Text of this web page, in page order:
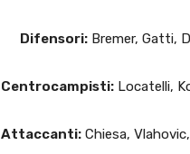
Difensori: Bremer, Gatti,
Centrocampisti: Locatelli,
Attaccanti: Chiesa,